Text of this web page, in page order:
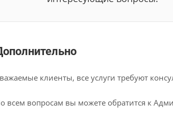
клиенты, все услуги требуют
всем вопросам вы можете обратится к